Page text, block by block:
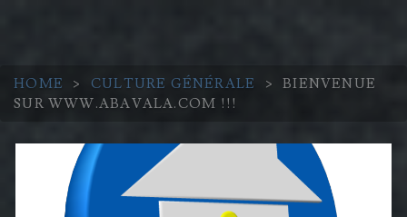
HOME > CULTURE GÉNÉRALE >
BIENVENUE
SUR WWW.ABAVALA.COM !!!